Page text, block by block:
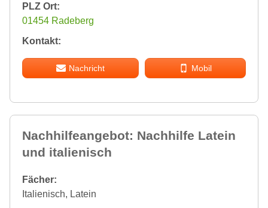
PLZ Ort:
01454 Radeberg
Kontakt:
Nachricht Mobil
Nachhilfeangebot: Nachhilfe Latein
und italienisch
Fächer:
Italienisch, Latein